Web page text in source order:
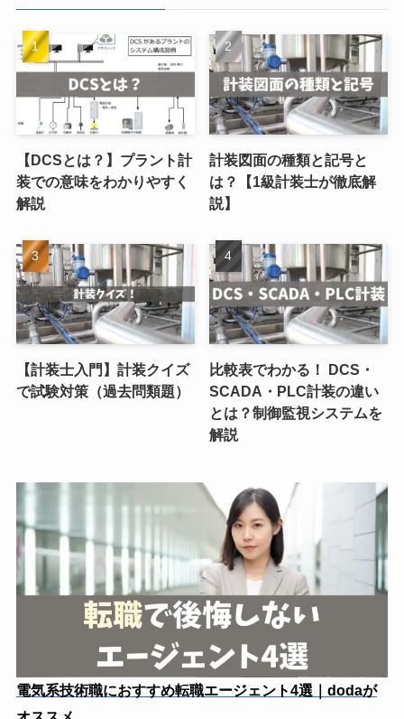
【DCSとは？】プラント計
装での意味をわかりやすく
解説
計装図面の種類と記号と
は？【1級計装士が徹底解
説】
【計装士入門】計装クイズ
で試験対策（過去問類題）
比較表でわかる！ DCS・
SCADA・PLC計装の違い
とは？制御監視システムを
解説
電気系技術職におすすめ転職エージェント4選｜dodaが